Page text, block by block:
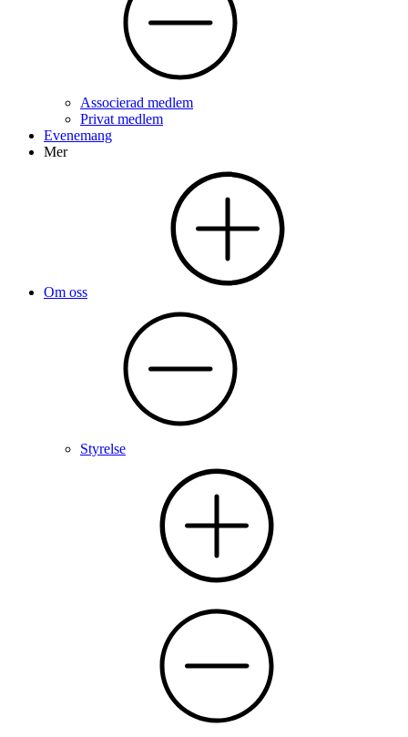
Associerad medlem
Privat medlem
Evenemang
Mer
Om oss
Styrelse